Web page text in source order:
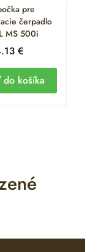
pre
čerpadlo
MS 500i
€
do košíka